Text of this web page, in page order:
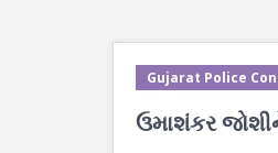
Gujarat Police
ઉમાશંકર